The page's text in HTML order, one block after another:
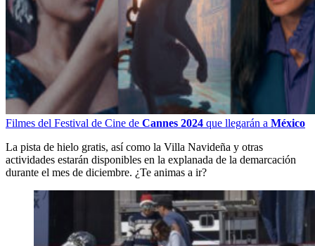
Filmes del Festival de Cine de Cannes 2024 que llegarán a México
La pista de hielo gratis, así como la Villa Navideña y otras
actividades estarán disponibles en la explanada de la demarcación
durante el mes de diciembre. ¿Te animas a ir?